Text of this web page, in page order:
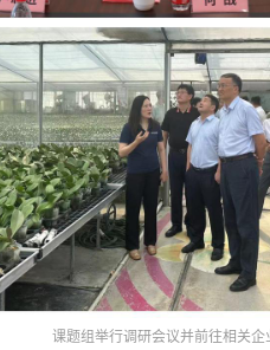
课题组举行调研会议并前往相关企